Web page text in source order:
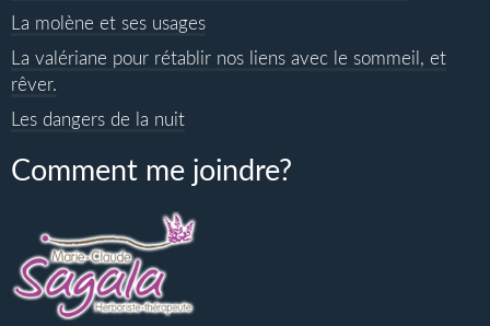
La molène et ses usages
La valériane pour rétablir nos liens avec le sommeil, et
rêver.
Les dangers de la nuit
Comment me joindre?